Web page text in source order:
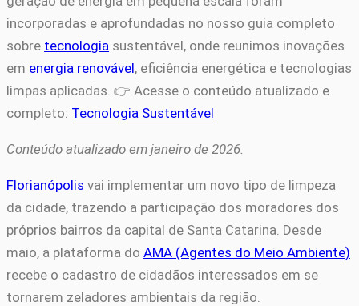
incorporadas e aprofundadas no nosso guia completo
sobre tecnologia sustentável, onde reunimos inovações
em energia renovável, eficiência energética e tecnologias
limpas aplicadas. 👉 Acesse o conteúdo atualizado e
completo: Tecnologia Sustentável
Conteúdo atualizado em janeiro de 2026.
Florianópolis vai implementar um novo tipo de limpeza
da cidade, trazendo a participação dos moradores dos
próprios bairros da capital de Santa Catarina. Desde
maio, a plataforma do AMA (Agentes do Meio Ambiente)
recebe o cadastro de cidadãos interessados em se
tornarem zeladores ambientais da região.